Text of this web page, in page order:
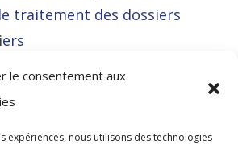
le consentement aux
expériences, nous utilisons des technologies
traitement des dossiers
de l’Union européenne
illégale l’approche RGPD